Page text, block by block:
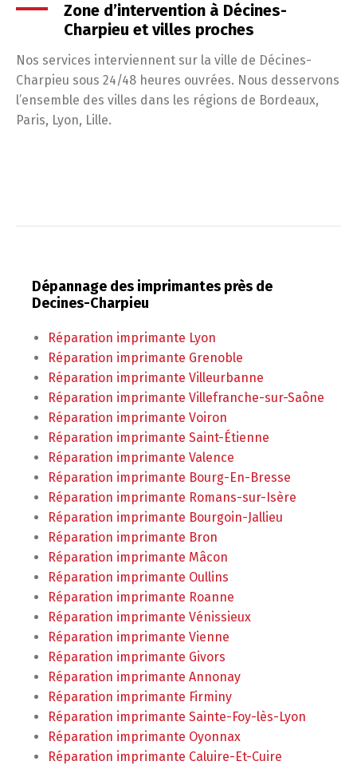
Zone d’intervention à Décines-
Charpieu et villes proches
Nos services interviennent sur la ville de Décines-
Charpieu sous 24/48 heures ouvrées. Nous desservons
l’ensemble des villes dans les régions de Bordeaux,
Paris, Lyon, Lille.
Dépannage des imprimantes près de
Decines-Charpieu
Réparation imprimante Lyon
Réparation imprimante Grenoble
Réparation imprimante Villeurbanne
Réparation imprimante Villefranche-sur-Saône
Réparation imprimante Voiron
Réparation imprimante Saint-Étienne
Réparation imprimante Valence
Réparation imprimante Bourg-En-Bresse
Réparation imprimante Romans-sur-Isère
Réparation imprimante Bourgoin-Jallieu
Réparation imprimante Bron
Réparation imprimante Mâcon
Réparation imprimante Oullins
Réparation imprimante Roanne
Réparation imprimante Vénissieux
Réparation imprimante Vienne
Réparation imprimante Givors
Réparation imprimante Annonay
Réparation imprimante Firminy
Réparation imprimante Sainte-Foy-lès-Lyon
Réparation imprimante Oyonnax
Réparation imprimante Caluire-Et-Cuire